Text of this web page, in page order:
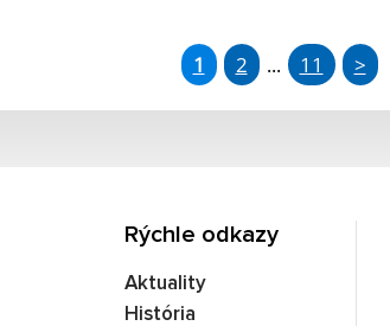
1 2 ... 11 >
Rýchle odkazy
Aktuality
História